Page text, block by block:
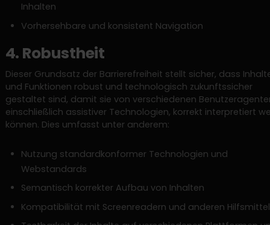
Inhalten
Vorhersehbare und konsistent Navigation
4. Robustheit
Dieser Grundsatz der Barrierefreiheit stellt sicher, dass
und Funktionen robust und technologisch zukunftssicher
gestaltet sind, damit sie von verschiedenen
einschließlich assistiver Technologien, korrekt interpretiert
können. Dies umfasst unter anderem:
Nutzung standardkonformer Technologien und
Webstandards
Semantisch korrekter Aufbau von Inhalten
Kompatibilität mit Screenreadern und anderen